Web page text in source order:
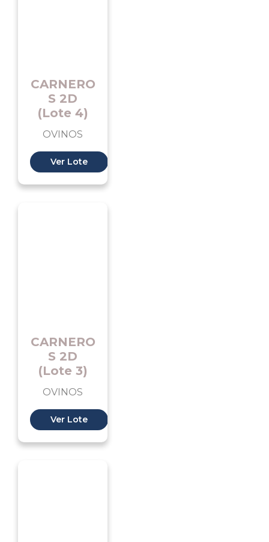
CARNERO
S 2D
(Lote 4)
OVINOS
Ver Lote
CARNERO
S 2D
(Lote 3)
OVINOS
Ver Lote